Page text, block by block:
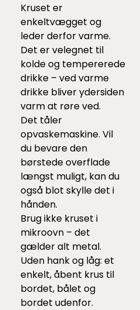
Kruset er
enkeltvægget og
leder derfor varme.
Det er velegnet til
kolde og tempererede
drikke – ved varme
drikke bliver ydersiden
varm at røre ved.
Det tåler
opvaskemaskine. Vil
du bevare den
børstede overflade
længst muligt, kan du
også blot skylle det i
hånden.
Brug ikke kruset i
mikroovn – det
gælder alt metal.
Uden hank og låg: et
enkelt, åbent krus til
bordet, bålet og
bordet udenfor.